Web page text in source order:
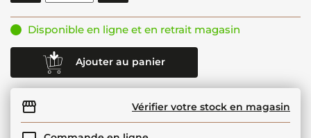
Disponible en ligne et en retrait magasin
Ajouter au panier
Vérifier votre stock en magasin